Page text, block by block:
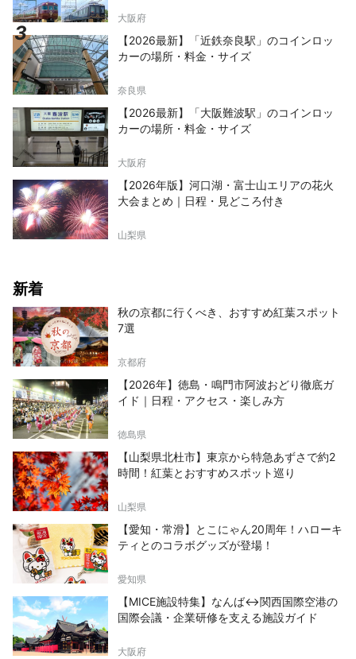
大阪府
【2026最新】「近鉄奈良駅」のコインロッ
カーの場所・料金・サイズ
奈良県
【2026最新】「大阪難波駅」のコインロッ
カーの場所・料金・サイズ
大阪府
【2026年版】河口湖・富士山エリアの花火
大会まとめ｜日程・見どころ付き
山梨県
新着
秋の京都に行くべき、おすすめ紅葉スポット
7選
京都府
【2026年】徳島・鳴門市阿波おどり徹底ガ
イド｜日程・アクセス・楽しみ方
徳島県
【山梨県北杜市】東京から特急あずさで約2
時間！紅葉とおすすめスポット巡り
山梨県
【愛知・常滑】とこにゃん20周年！ハローキ
ティとのコラボグッズが登場！
愛知県
【MICE施設特集】なんば↔関西国際空港の
国際会議・企業研修を支える施設ガイド
大阪府